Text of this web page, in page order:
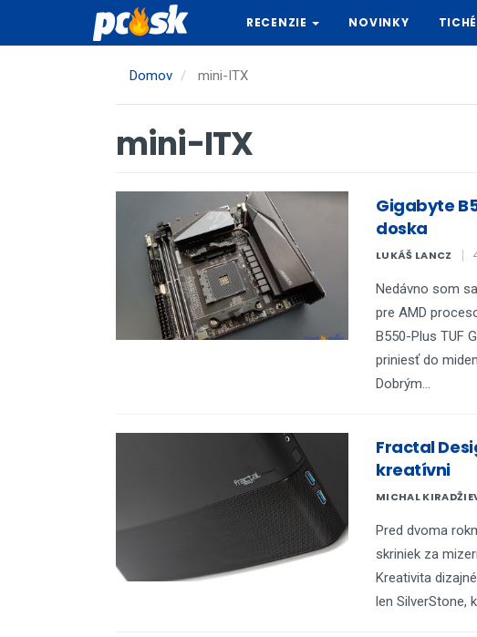
hlavný
RECENZIE NOVINKY
Domov mini-ITX
mini-ITX
Gigabyte
doska
LUKÁŠ LANCZ
Nedávno som
pre AMD
B550-Plus TUF
priniesť do
Dobrým...
Fractal
kreatívni
MICHAL
Pred dvoma
skriniek za
Kreativita
len SilverStone,